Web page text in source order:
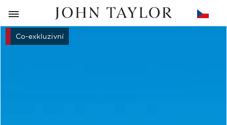
ZPĚT
Co-exkluzivní